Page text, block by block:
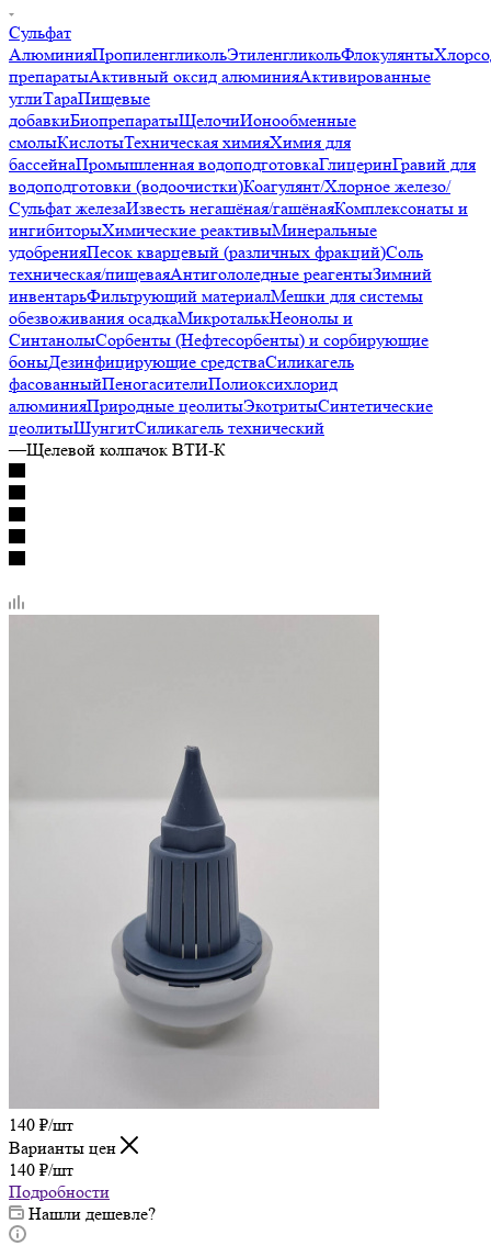
Сульфат
АлюминияПропиленгликольЭтиленгликольФлокулянты
препаратыАктивный оксид алюминияАктивированные
углиТараПищевые
добавкиБиопрепаратыЩелочиИонообменные
смолыКислотыТехническая химияХимия для
бассейнаПромышленная водоподготовкаГлицеринГравий для
водоподготовки (водоочистки)Коагулянт/Хлорное железо/
Сульфат железаИзвесть негашёная/гашёнаяКомплексонаты и
ингибиторыХимические реактивыМинеральные
удобренияПесок кварцевый (различных фракций)Соль
техническая/пищеваяАнтигололедные реагентыЗимний
инвентарьФильтрующий материалМешки для системы
обезвоживания осадкаМикроталькНеонолы и
СинтанолыСорбенты (Нефтесорбенты) и сорбирующие
боныДезинфицирующие средстваСиликагель
фасованныйПеногасителиПолиокси­хлорид
алюминияПриродные цеолитыЭкотритыСинтетические
цеолитыШунгитСиликагель технический
—Щелевой колпачок ВТИ-К
140 ₽/шт
Варианты цен
140 ₽/шт
Подробности
Нашли дешевле?